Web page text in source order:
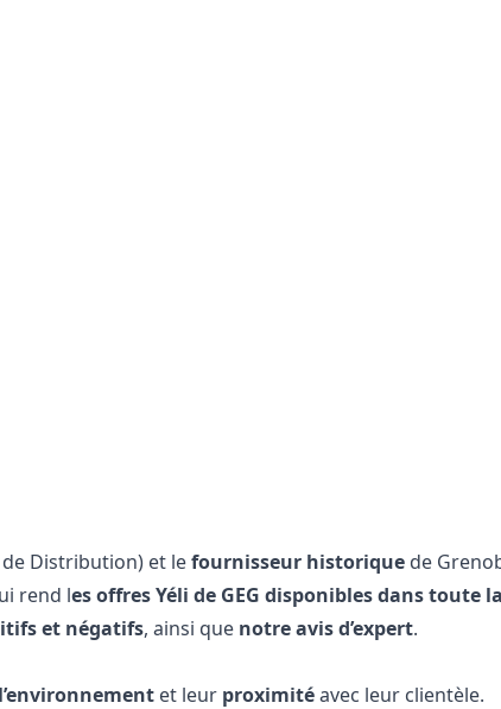
de Distribution) et lefournisseur historique de
rend les offres Yéli de GEG disponibles dans toute
et négatifs, ainsi que notre avis d’expert.
et leur proximitéavec leur clientèle.